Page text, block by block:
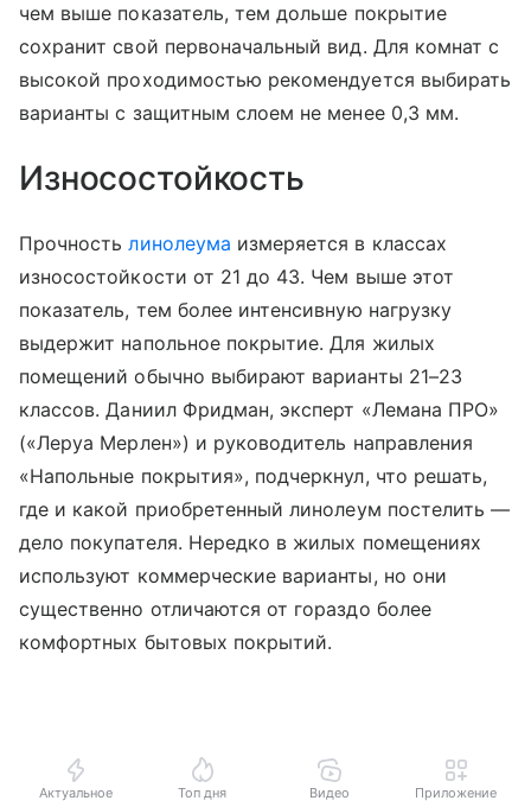
чем выше показатель, тем дольше покрытие
сохранит свой первоначальный вид. Для комнат с
высокой проходимостью рекомендуется выбирать
варианты с защитным слоем не менее 0,3 мм.
Износостойкость
Прочностьлинолеума измеряется в классах
износостойкости от 21 до 43. Чем выше этот
показатель, тем более интенсивную нагрузку
выдержит напольное покрытие. Для жилых
помещений обычно выбирают варианты 21–23
классов. Даниил Фридман, эксперт «Лемана ПРО»
(«Леруа Мерлен») и руководитель направления
«Напольные покрытия», подчеркнул, что решать,
где и какой приобретенный линолеум постелить —
дело покупателя. Нередко в жилых помещениях
используют коммерческие варианты, но они
существенно отличаются от гораздо более
комфортных бытовых покрытий.
Актуальное Топ дня Видео Приложение